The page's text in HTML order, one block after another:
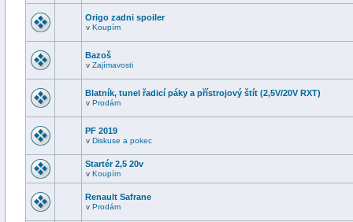
Origo zadni spoiler
v Koupím
Bazoš
v Zajímavosti
Blatník, tunel řadicí páky a přístrojový štít (2,5V/20V RXT)
v Prodám
PF 2019
v Diskuse a pokec
Startér 2,5 20v
v Koupím
Renault Safrane
v Prodám